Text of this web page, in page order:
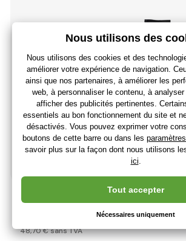
Planche d'équilibre Epicstar Punk Monkey
48,70 €sans TVA